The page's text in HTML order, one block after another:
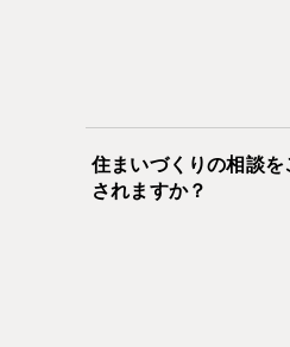
住まいづくりの相談を
されますか？